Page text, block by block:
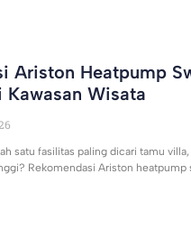
Ariston Heatpump
Wisata
satu fasilitas paling dicari tamu
Rekomendasi Ariston